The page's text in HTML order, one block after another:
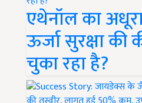
एथेनॉल का
ऊर्जा सुरक्षा
चुका रहा है?